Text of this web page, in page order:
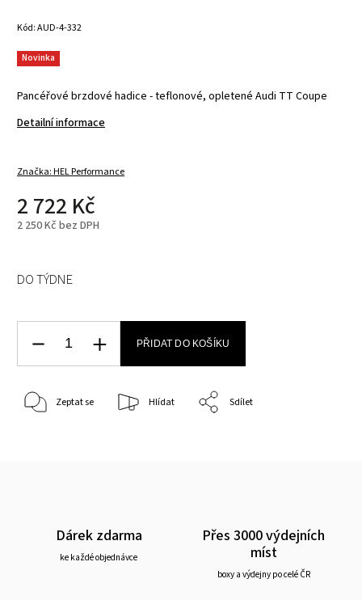
Kód:AUD-4-332
Pancéřové brzdové hadice - teflonové, opletené Audi TT Coupe
Detailní informace
Novinka
Značka:HEL Performance
2 722 Kč
2 250 Kč bez DPH
DO TÝDNE
PŘIDAT DO KOŠÍKU
Zeptat se Hlídat Sdílet
Dárek zdarma
ke každé objednávce
Přes 3000 výdejních
míst
boxy a výdejny po celé ČR